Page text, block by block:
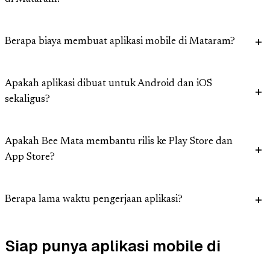
Berapa biaya membuat aplikasi mobile di Mataram?
Apakah aplikasi dibuat untuk Android dan iOS
sekaligus?
Apakah Bee Mata membantu rilis ke Play Store dan
App Store?
Berapa lama waktu pengerjaan aplikasi?
Siap punya aplikasi mobile di